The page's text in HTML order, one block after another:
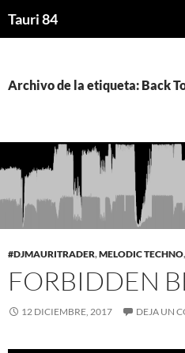
Tauri 84
Archivo de la etiqueta: Back
#DJMAURITRADER,MELODIC TECHNO,
FORBIDDEN
12 DICIEMBRE, 2017 DEJA UN